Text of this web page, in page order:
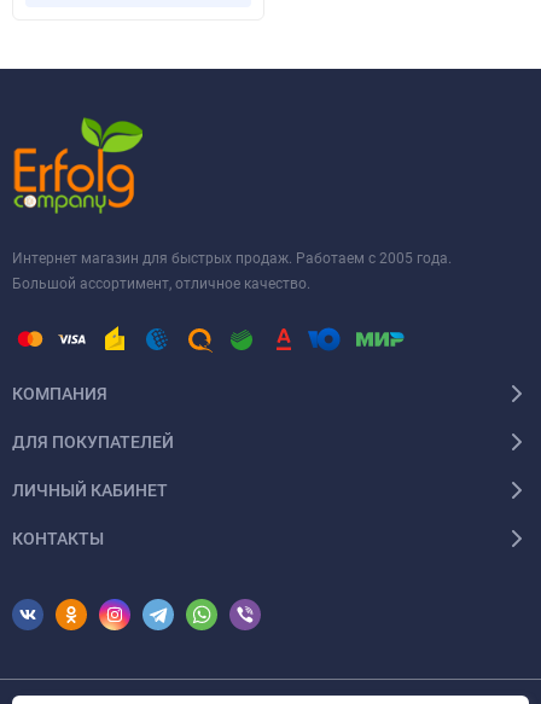
Интернет магазин для быстрых продаж. Работаем с 2005 года.
Большой ассортимент, отличное качество.
КОМПАНИЯ
ДЛЯ ПОКУПАТЕЛЕЙ
ЛИЧНЫЙ КАБИНЕТ
КОНТАКТЫ